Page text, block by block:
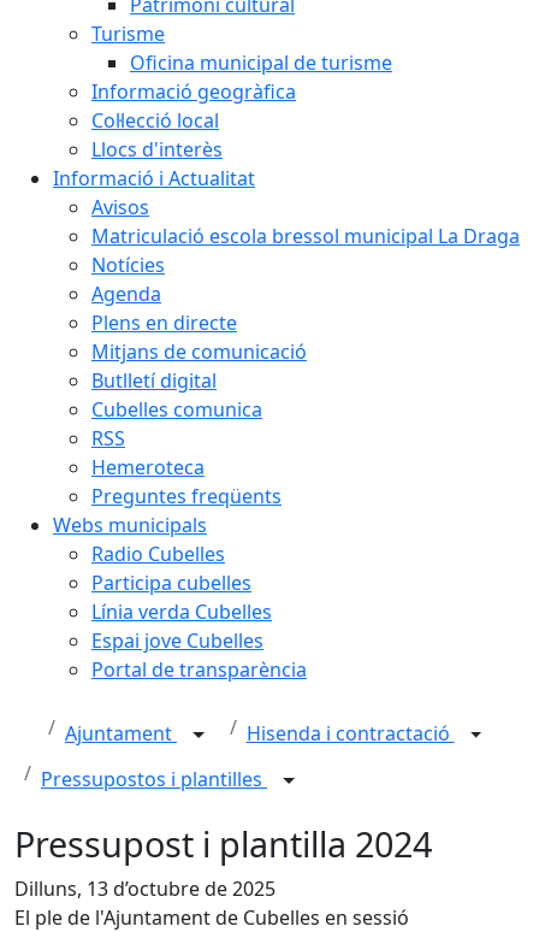
Turisme
Oficina municipal de turisme
Informació geogràfica
Col·lecció local
Llocs d'interès
Informació i Actualitat
Avisos
Matriculació escola bressol municipal La Draga
Notícies
Agenda
Plens en directe
Mitjans de comunicació
Butlletí digital
Cubelles comunica
RSS
Hemeroteca
Preguntes freqüents
Webs municipals
Radio Cubelles
Participa cubelles
Línia verda Cubelles
Espai jove Cubelles
Portal de transparència
Ajuntament
Hisenda i contractació
Pressupostos i plantilles
Pressupost i plantilla 2024
Dilluns, 13 d’octubre de 2025
El ple de l'Ajuntament de Cubelles en sessió